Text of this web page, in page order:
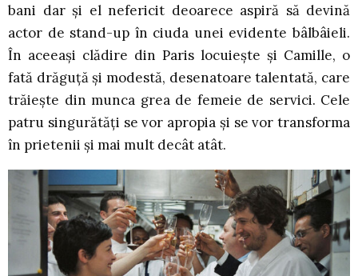
bani dar și el nefericit deoarece aspiră să devină
actor de stand-up în ciuda unei evidente bâlbâieli.
În aceeași clădire din Paris locuiește și Camille, o
fată drăguță și modestă, desenatoare talentată, care
trăiește din munca grea de femeie de servici. Cele
patru singurătăți se vor apropia și se vor transforma
în prietenii și mai mult decât atât.